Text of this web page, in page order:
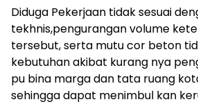
Diduga Pekerjaan tidak sesuai
tekhnis,pengurangan volume
tersebut, serta mutu cor beton
kebutuhan akibat kurang nya
pu bina marga dan tata ruang
sehingga dapat menimbul kan